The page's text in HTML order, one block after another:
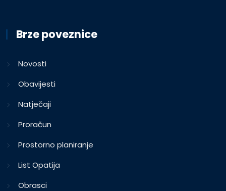
Brze poveznice
Novosti
Obavijesti
Natječaji
Proračun
Prostorno planiranje
List Opatija
Obrasci